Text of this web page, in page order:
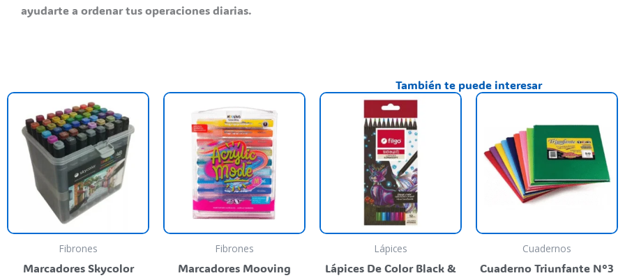
ayudarte a ordenar tus operaciones diarias.
También te puede interesar
Fibrones
Marcadores Skycolor
Fibrones
Marcadores Mooving
Lápices
Lápices De Color Black &
Cuadernos
Cuaderno Triunfante N°3